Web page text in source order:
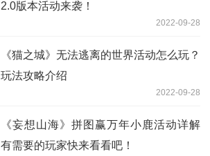
2.0版本活动来袭！
2022-09-28
《猫之城》无法逃离的世界活动怎么玩？
玩法攻略介绍
2022-09-28
《妄想山海》拼图赢万年小鹿活动详解
有需要的玩家快来看看吧！